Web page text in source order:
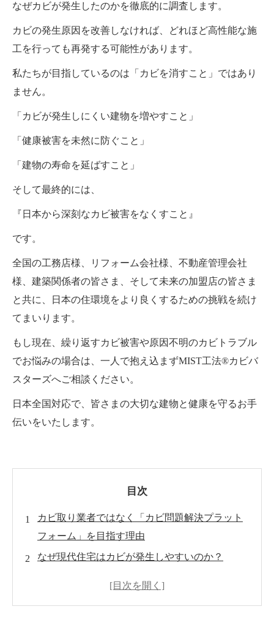
なぜカビが発生したのかを徹底的に調査します。
カビの発生原因を改善しなければ、どれほど高性能な施
工を行っても再発する可能性があります。
私たちが目指しているのは「カビを消すこと」ではあり
ません。
「カビが発生しにくい建物を増やすこと」
「健康被害を未然に防ぐこと」
「建物の寿命を延ばすこと」
そして最終的には、
『日本から深刻なカビ被害をなくすこと』
です。
全国の工務店様、リフォーム会社様、不動産管理会社
様、建築関係者の皆さま、そして未来の加盟店の皆さま
と共に、日本の住環境をより良くするための挑戦を続け
てまいります。
もし現在、繰り返すカビ被害や原因不明のカビトラブル
でお悩みの場合は、一人で抱え込まずMIST工法®カビバ
スターズへご相談ください。
日本全国対応で、皆さまの大切な建物と健康を守るお手
伝いをいたします。
目次
カビ取り業者ではなく「カビ問題解決プラット
フォーム」を目指す理由
なぜ現代住宅はカビが発生しやすいのか？